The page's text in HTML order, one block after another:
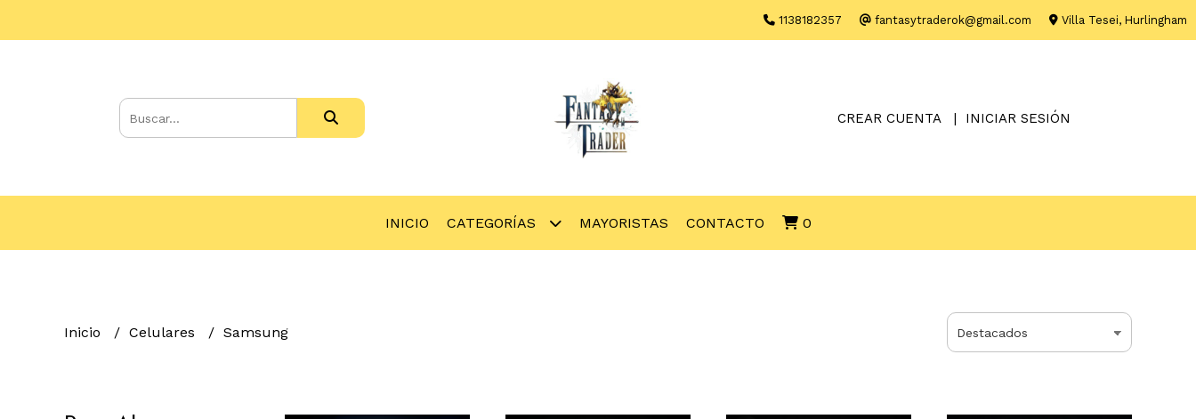
1138182357 fantasytraderok@gmail.com Villa Tesei, Hurlingham
CREAR CUENTA INICIAR SESIÓN
INICIO CATEGORÍAS MAYORISTAS CONTACTO 0
Inicio Celulares Samsung